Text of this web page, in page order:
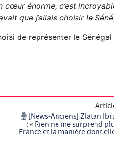
cœur énorme, c’est
que j’allais choisir le
de représenter le Sénégal
[News-Anciens] Zlatan
: « Rien ne me surprend
France et la manière dont